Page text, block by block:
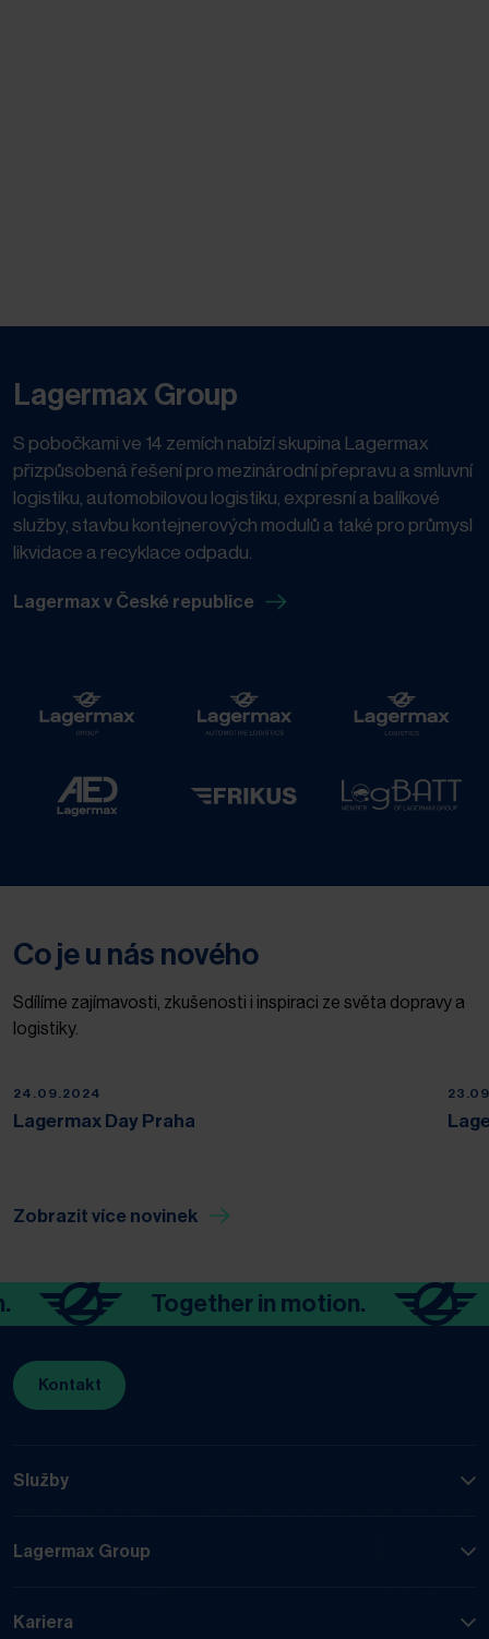
Lagermax Group
S pobočkami ve 14 zemích nabízí skupina Lagermax
přizpůsobená řešení pro mezinárodní přepravu a smluvní
logistiku, automobilovou logistiku, expresní a balíkové
služby, stavbu kontejnerových modulů a také pro průmysl
likvidace a recyklace odpadu.
Lagermax v České republice
Co je u nás nového
Sdílíme zajímavosti, zkušenosti i inspiraci ze světa dopravy a
logistiky.
24.09.2024
Lagermax Day Praha
Zobrazit více novinek
Together in motion.
Kontakt
Služby
Lagermax Group
Kariera